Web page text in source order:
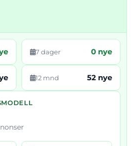
7 dager 0 nye
12 mnd 52 nye